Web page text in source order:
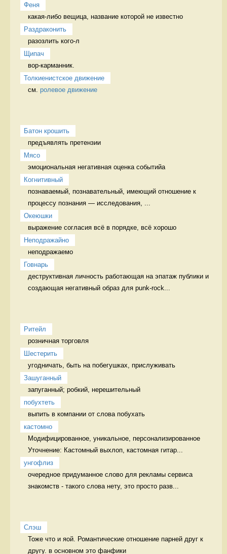
Феня
какая-либо вещица, название которой не известно
Раздраконить
разозлить кого-л
Щипач
вор-карманник.
Толкиенистское движение
см. ролевое движение
Батон крошить
предъявлять претензии
Мясо
эмоциональная негативная оценка событийа
Когнитивный
познаваемый, познавательный, имеющий отношение к
процессу познания — исследования, ...
Океюшки
выражение согласия всё в порядке, всё хорошо
Неподражайно
неподражаемо
Говнарь
деструктивная личность работающая на эпатаж публики и
создающая негативный образ для punk-rock...
Ритейл
розничная торговля
Шестерить
угодничать, быть на побегушках, прислуживать
Зашуганный
запуганный; робкий, нерешительный
побухтеть
выпить в компании от слова побухать
кастомно
Модифицированное, уникальное, персонализированное
Уточнение: Кастомный выхлоп, кастомная гитар...
унгофлиз
очередное придуманное слово для рекламы сервиса
знакомств - такого слова нету, это просто разв...
Слэш
Тоже что и яой. Романтические отношение парней друг к
другу. в основном это фанфики